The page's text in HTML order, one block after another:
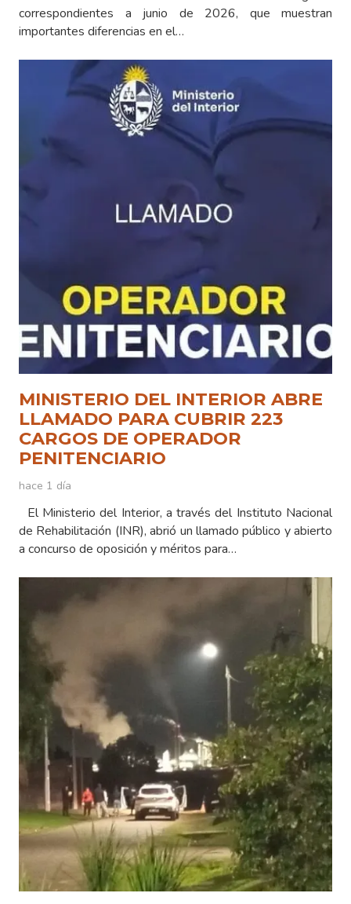
correspondientes a junio de 2026, que muestran
importantes diferencias en el…
MINISTERIO DEL INTERIOR ABRE
LLAMADO PARA CUBRIR 223
CARGOS DE OPERADOR
PENITENCIARIO
hace 1 día
El Ministerio del Interior, a través del Instituto Nacional
de Rehabilitación (INR), abrió un llamado público y abierto
a concurso de oposición y méritos para…